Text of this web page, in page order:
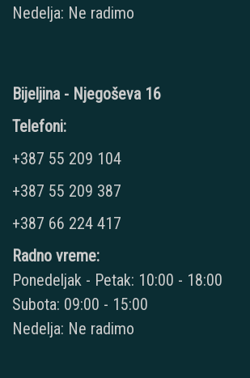
Nedelja: Ne radimo
Bijeljina - Njegoševa 16
Telefoni:
+387 55 209 104
+387 55 209 387
+387 66 224 417
Radno vreme:
Ponedeljak - Petak: 10:00 - 18:00
Subota: 09:00 - 15:00
Nedelja: Ne radimo